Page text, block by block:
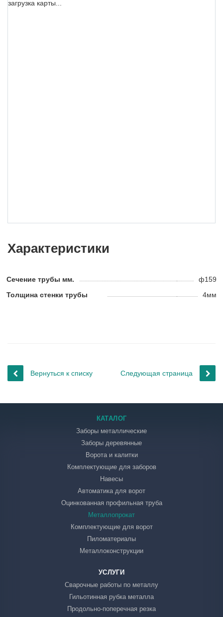
загрузка карты...
Характеристики
Сечение трубы мм.
ф159
Толщина стенки трубы
4мм
Вернуться к списку Следующая страница
КАТАЛОГ
Заборы металлические
Заборы деревянные
Ворота и калитки
Комплектующие для заборов
Навесы
Автоматика для ворот
Оцинкованная профильная труба
Металлопрокат
Комплектующие для ворот
Пиломатериалы
Металлоконструкции
УСЛУГИ
Сварочные работы по металлу
Гильотинная рубка металла
Продольно-поперечная резка